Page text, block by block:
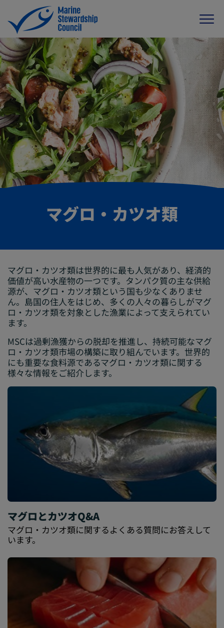
マグロ・カツオ類
マグロ・カツオ類は世界的に最も人気があり、経済的
価値が高い水産物の一つです。タンパク質の主な供給
源が、マグロ・カツオ類という国も少なくありませ
ん。島国の住人をはじめ、多くの人々の暮らしがマグ
ロ・カツオ類を対象とした漁業によって支えられてい
ます。
MSCは過剰漁獲からの脱却を推進し、持続可能なマグ
ロ・カツオ類市場の構築に取り組んでいます。世界的
にも重要な食料源であるマグロ・カツオ類に関する
様々な情報をご紹介します。
マグロとカツオQ&A
マグロ・カツオ類に関するよくある質問にお答えして
います。